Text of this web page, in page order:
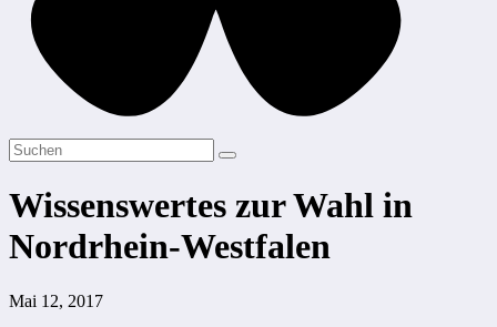
Wissenswertes zur Wahl in
Nordrhein-Westfalen
Mai 12, 2017